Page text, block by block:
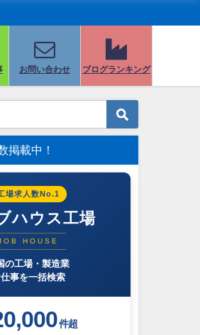
お問い合わせ ブログランキング
掲載中！
場求人数No.1
ハウス工場
HOUSE
の工場・製造業
事を一括検索
件超